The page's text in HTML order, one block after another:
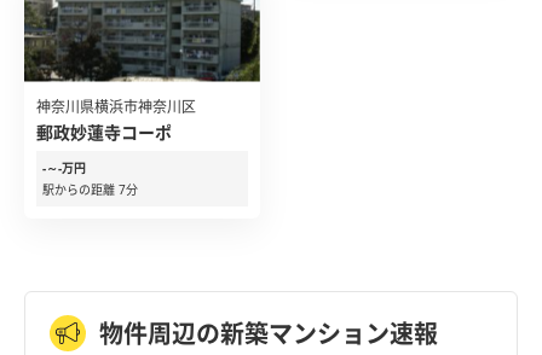
神奈川県横浜市神奈川区
郵政妙蓮寺コーポ
-～-万円
駅からの距離 7分
物件周辺の新築マンション速報